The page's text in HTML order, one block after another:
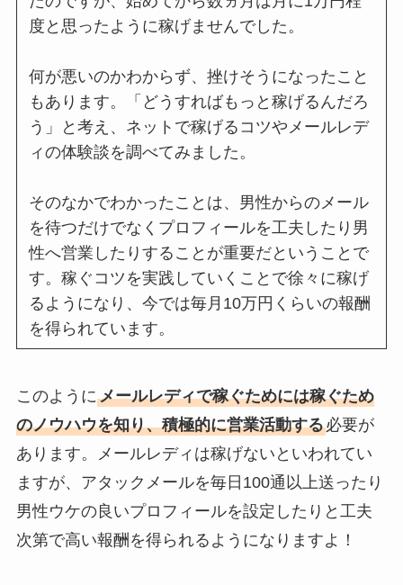
度と思ったように稼げませんでした。
何が悪いのかわからず、挫けそうになったこと
もあります。「どうすればもっと稼げるんだろ
う」と考え、ネットで稼げるコツやメールレデ
ィの体験談を調べてみました。
そのなかでわかったことは、男性からのメール
を待つだけでなくプロフィールを工夫したり男
性へ営業したりすることが重要だということで
す。稼ぐコツを実践していくことで徐々に稼げ
るようになり、今では毎月10万円くらいの報酬
を得られています。
このようにメールレディで稼ぐためには稼ぐため
のノウハウを知り、積極的に営業活動する必要が
あります。メールレディは稼げないといわれてい
ますが、アタックメールを毎日100通以上送ったり
男性ウケの良いプロフィールを設定したりと工夫
次第で高い報酬を得られるようになりますよ！